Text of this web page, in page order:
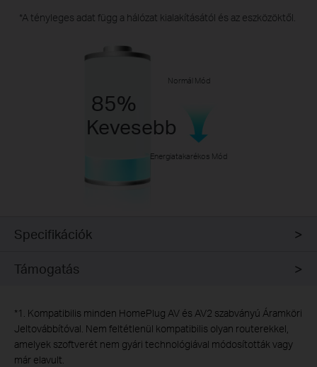
*A tényleges adat függ a hálózat kialakításától és az eszközöktől.
85%
Kevesebb
Normál Mód
Energiatakarékos Mód
Specifikációk
Támogatás
*1. Kompatibilis minden HomePlug AV és AV2 szabványú Áramköri
Jeltovábbítóval. Nem feltétlenül kompatibilis olyan routerekkel,
amelyek szoftverét nem gyári technológiával módosították vagy
már elavult.